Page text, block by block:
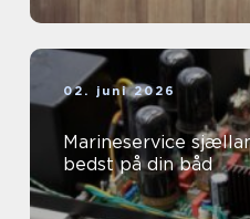
02. juni 2026
Marineservice sjælland sådan
bedst på din båd